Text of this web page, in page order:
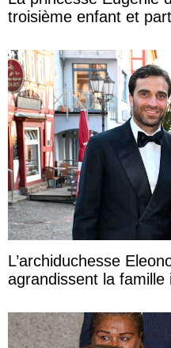
troisième enfant et
L’archiduchesse
agrandissent la famille